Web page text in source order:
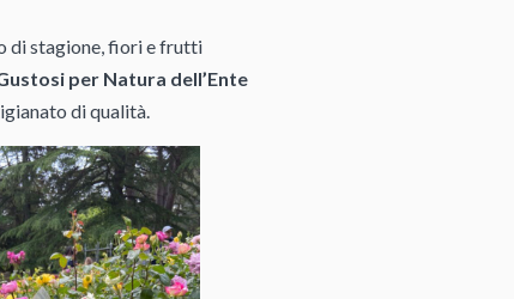
di stagione, fiori e frutti
per Natura dell’Ente
di qualità.